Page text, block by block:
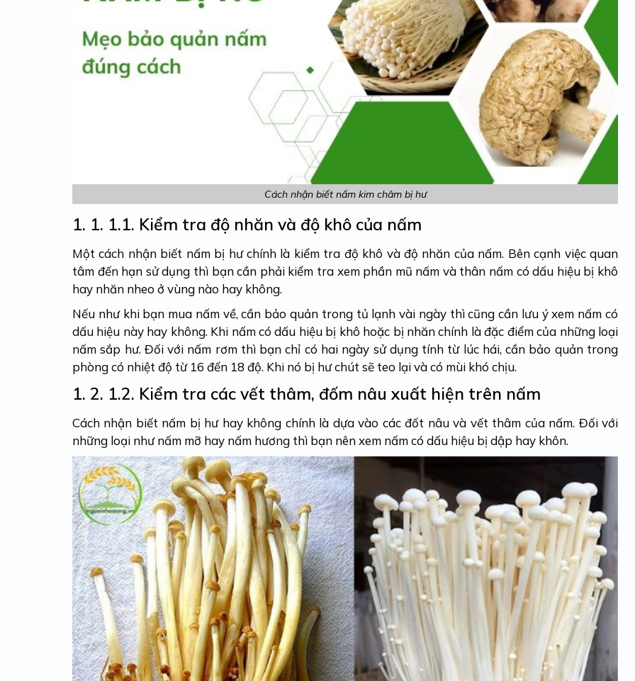
Cách nhận biết nấm kim châm bị hư
1. 1. 1.1. Kiểm tra độ nhăn và độ khô của nấm
Mộtcách nhận biết nấm bị hưchính là kiểm tra độ khô và độ nhăn của nấm. Bên cạnh việc quan
tâm đến hạn sử dụng thì bạn cần phải kiểm tra xem phần mũ nấm và thân nấm có dấu hiệu bị khô
hay nhăn nheo ở vùng nào hay không.
Nếu như khi bạn mua nấm về, cần bảo quản trong tủ lạnh vài ngày thì cũng cần lưu ý xem nấm có
dấu hiệu này hay không. Khi nấm có dấu hiệu bị khô hoặc bị nhăn chính là đặc điểm của những loại
nấm sắp hư. Đối với nấm rơm thì bạn chỉ có hai ngày sử dụng tính từ lúc hái, cần bảo quản trong
phòng có nhiệt độ từ 16 đến 18 độ. Khi nó bị hư chút sẽ teo lại và có mùi khó chịu.
1. 2. 1.2. Kiểm tra các vết thâm, đốm nâu xuất hiện trên nấm
Cách nhận biết nấm bị hư hay không chính là dựa vào các đốt nâu và vết thâm của nấm. Đối với
những loại như nấm mỡ hay nấm hương thì bạn nên xem nấm có dấu hiệu bị dập hay khôn.